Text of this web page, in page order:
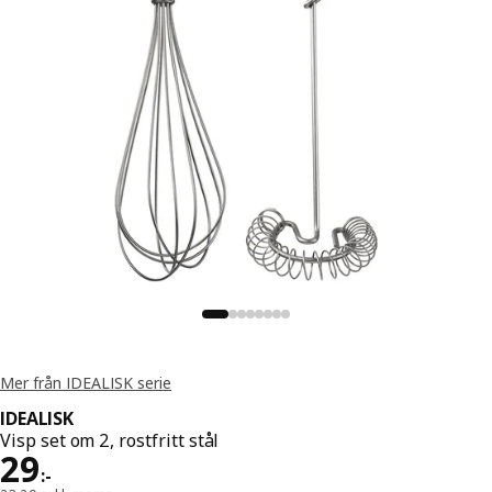
Mer från IDEALISK serie
IDEALISK
Visp set om 2, rostfritt stål
29:-
Pris 29:-